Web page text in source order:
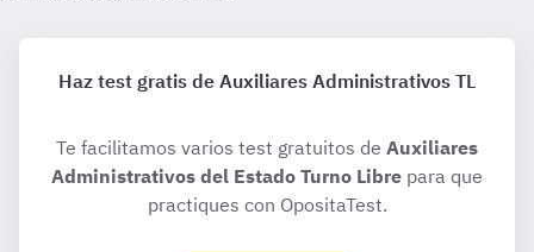
Haz test gratis de Auxiliares Administrativos TL
Te facilitamos varios test gratuitos de Auxiliares
Administrativos del Estado Turno Libre para que
practiques con OpositaTest.